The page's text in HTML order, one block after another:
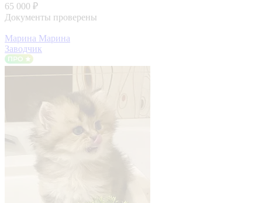
65 000 ₽
Документы проверены
Марина Марина
Заводчик